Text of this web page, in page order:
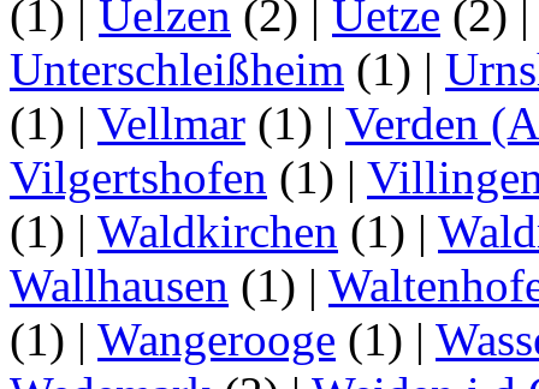
(1) | Uelzen (2) | Uetze (2)
Unterschleißheim (1) |
(1) | Vellmar (1) | Verden
Vilgertshofen (1) |
(1) | Waldkirchen (1) |
Wallhausen (1) |
(1) | Wangerooge (1) |